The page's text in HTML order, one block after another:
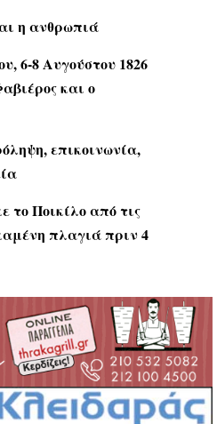
η ανθρωπιά
6-8 Αυγούστου 1826
και ο
επικοινωνία,
το Ποικίλο από τις
πλαγιά πριν 4